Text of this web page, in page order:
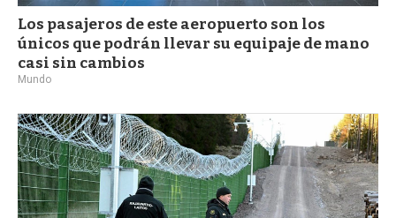
Los pasajeros de este aeropuerto son los
únicos que podrán llevar su equipaje de mano
casi sin cambios
Mundo